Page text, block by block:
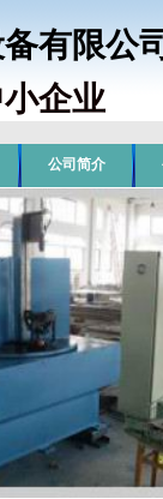
备有
企业
公司简介